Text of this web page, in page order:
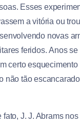
Esses
a vitória ou
novas
feridos. Anos
certo
não tão
J. J. Abrams